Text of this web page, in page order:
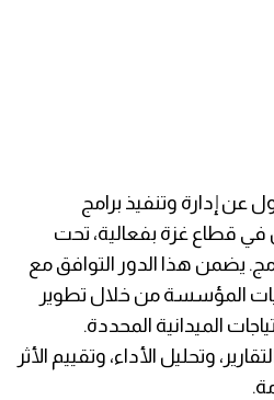
عن إدارة وتنفيذ برامج
قطاع غزة بفعالية، تحت
يضمن هذا الدور التوافق مع
المؤسسة من خلال تطوير
الميدانية المحددة.
وتحليل الأداء، وتقييم الأثر